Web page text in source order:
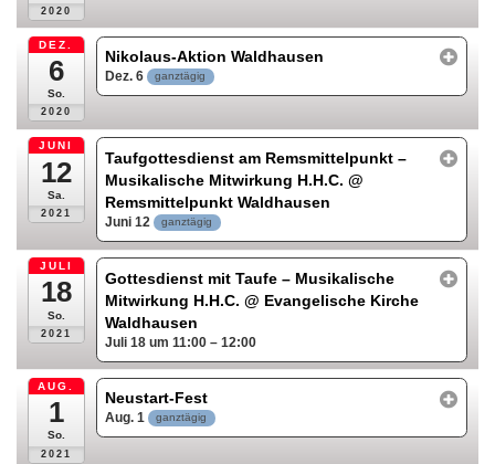
2020
DEZ.
6
So.
2020
Nikolaus-Aktion Waldhausen
Dez. 6 ganztägig
JUNI
12
Sa.
2021
Taufgottesdienst am Remsmittelpunkt –
Musikalische Mitwirkung H.H.C.@
Remsmittelpunkt Waldhausen
Juni 12 ganztägig
JULI
18
So.
2021
Gottesdienst mit Taufe – Musikalische
Mitwirkung H.H.C.@ Evangelische Kirche
Waldhausen
Juli 18 um 11:00 – 12:00
AUG.
1
So.
2021
Neustart-Fest
Aug. 1 ganztägig